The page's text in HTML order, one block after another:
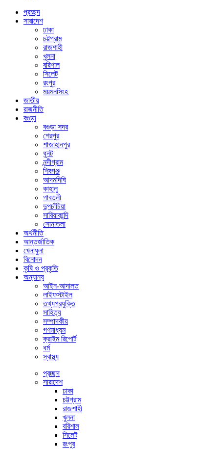
প্রচ্ছদ
সারাদেশ
ঢাকা
চট্টগ্রাম
রাজশাহী
খুলনা
বরিশাল
সিলেট
রংপুর
ময়মনসিংহ
জাতীয়
রাজনীতি
বগুড়া
বগুড়া সদর
শেরপুর
শাজাহানপুর
ধুনট
নন্দীগ্রাম
শিবগঞ্জ
আদমদিঘি
কাহালু
গাবতলী
দুপচাঁচিয়া
সারিয়াকান্দি
সোনাতলা
অর্থনীতি
আন্তর্জাতিক
খেলাধুলা
বিনোদন
কৃষি ও প্রকৃতি
অন্যান্য
আইন-আদালত
লাইফস্টাইল
তথ্যপ্রযুক্তি
সাহিত্য
সম্পাদকীয়
গণমাধ্যম
ক্রাইম রিপোর্ট
ধর্ম
স্বাস্থ্য
প্রচ্ছদ
সারাদেশ
ঢাকা
চট্টগ্রাম
রাজশাহী
খুলনা
বরিশাল
সিলেট
রংপুর